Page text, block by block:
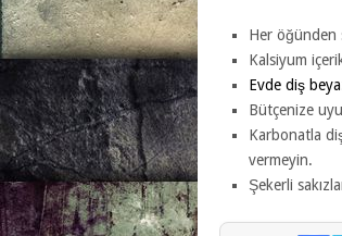
Her öğünden
Kalsiyum
Evde diş
Bütçenize
Karbonatla
vermeyin.
Şekerli